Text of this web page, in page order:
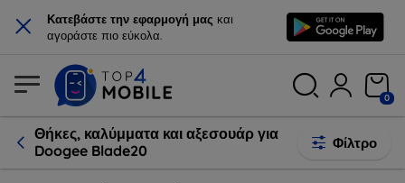
× Κατεβάστε την εφαρμογή μας και
αγοράστε πιο εύκολα.
0
Θήκες, καλύμματα και αξεσουάρ για
Doogee Blade20
Φίλτρο